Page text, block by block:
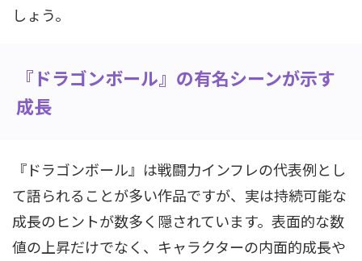
しょう。
『ドラゴンボール』の有名シーンが示す
成長
『ドラゴンボール』は戦闘力インフレの代表例とし
て語られることが多い作品ですが、実は持続可能な
成長のヒントが数多く隠されています。表面的な数
値の上昇だけでなく、キャラクターの内面的成長や